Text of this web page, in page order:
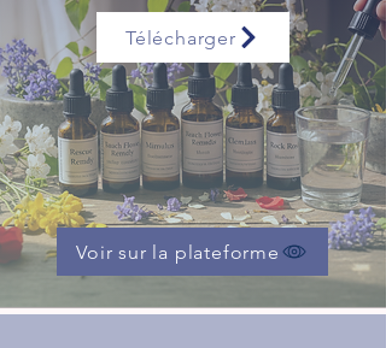
Télécharger
Voir sur la plateforme